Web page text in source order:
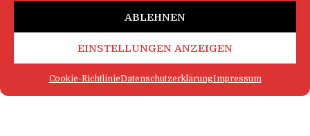
ABLEHNEN
EINSTELLUNGEN ANZEIGEN
Cookie-RichtlinieDatenschutzerklärungImpressum